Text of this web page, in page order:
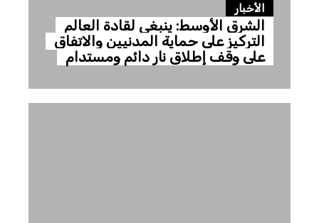
الأخبار
الشرق الأوسط: ينبغي لقادة العالم
التركيز على حماية المدنيين والاتفاق
على وقف إطلاق نار دائم ومستدام